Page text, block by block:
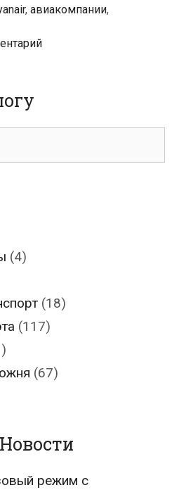
, авиакомпании,
(4)
(18)
(117)
(67)
режим с